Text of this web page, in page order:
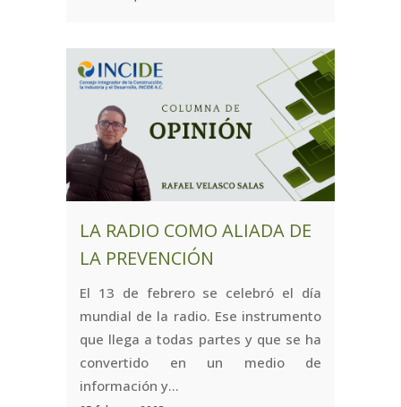
LA RADIO COMO ALIADA DE
LA PREVENCIÓN
El 13 de febrero se celebró el día
mundial de la radio. Ese instrumento
que llega a todas partes y que se ha
convertido en un medio de
información y...